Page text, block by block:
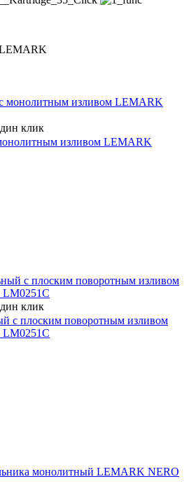
клик
изливом LEMARK
клик
с плоским поворотным изливом